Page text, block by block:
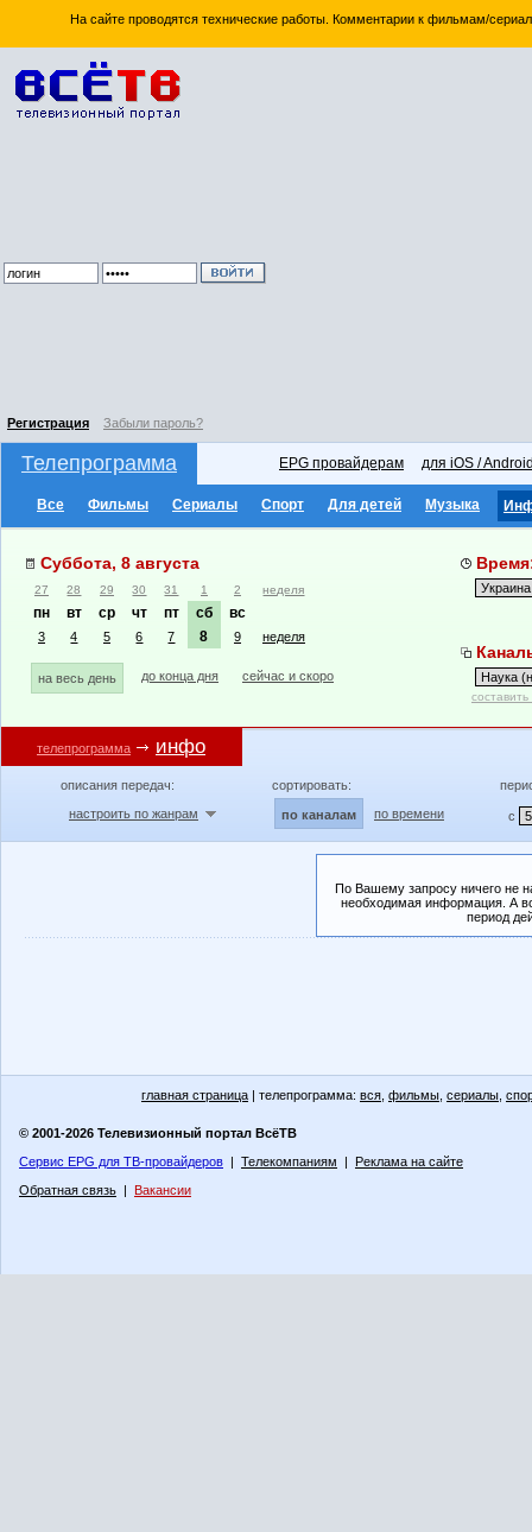
На сайте проводятся технические работы. Комментарии к фильмам/
Регистрация Забыли пароль?
Телепрограмма EPG провайдерам для iOS /
Все Фильмы Сериалы Спорт Для детей Музыка
Суббота, 8 августа
27 28 29 30 31 1 2 неделя
пн вт ср чт пт сб вс
3 4 5 6 7 8 9 неделя
на весь день до конца дня сейчас и скоро
телепрограмма инфо
описания передач:
настроить по жанрам
сортировать:
по каналам по времени с
По Вашему запросу ничего не
необходимая информация. А
период
главная страница | телепрограмма: вся фильмы сериалы
© 2001-2026 Телевизионный портал ВсёТВ
Сервис EPG для ТВ-провайдеров | Телекомпаниям | Реклама на сайте
Обратная связь | Вакансии